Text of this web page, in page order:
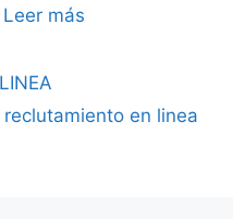
Leer más
reclutamiento en linea